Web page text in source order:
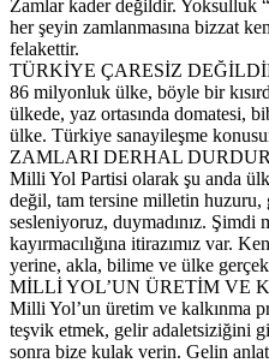
Zamlar kader değildir. Yoksulluk
her şeyin zamlanmasına bizzat
felakettir.
TÜRKİYE ÇARESİZ
86 milyonluk ülke, böyle bir
ülkede, yaz ortasında domatesi,
ülke. Türkiye sanayileşme
ZAMLARI DERHAL
Milli Yol Partisi olarak şu anda
değil, tam tersine milletin huzuru,
sesleniyoruz, duymadınız.
kayırmacılığına itirazımız var.
yerine, akla, bilime ve ülke
MİLLİ YOL’UN ÜRETİM VE
Milli Yol’un üretim ve kalkınma
teşvik etmek, gelir adaletsiziğini
sonra bize kulak verin. Gelin